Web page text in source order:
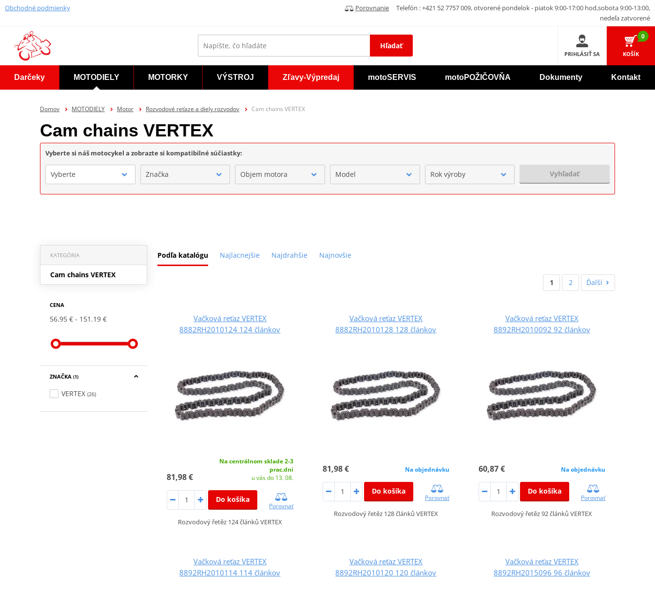
Obchodné podmienky Porovnanie
Telefón : +421 52 7757 009, otvorené pondelok - piatok 9:00-17:00 hod,sobota 9:00-13:00,
nedeľa zatvorené
Hľadať
PRIHLÁSIŤ SA
0
KOŠÍK
Darčeky MOTODIELY MOTORKY VÝSTROJ Zľavy-Výpredaj motoSERVIS motoPOŽIČOVŇA Dokumenty Kontakt
Domov MOTODIELY Motor Rozvodové reťaze a diely rozvodov Cam chains VERTEX
Cam chains VERTEX
Vyberte si náš motocykel a zobrazte si kompatibilné súčiastky:
Vyberte Značka Objem motora Model Rok výroby Vyhľadať
Podľa katalógu Najlacnejšie Najdrahšie Najnovšie
KATEGÓRIA
Cam chains VERTEX
CENA
56.95 € 151.19 €
ZNAČKA (1)
VERTEX (26)
1 2 Ďalší
Vačková reťaz VERTEX
8882RH2010124 124 článkov
81,98 €
Na centrálnom sklade 2-3
prac.dni
u vás do 13. 08.
Do košíka
Porovnať
Rozvodový řetěz 124 článků VERTEX
Vačková reťaz VERTEX
8882RH2010128 128 článkov
81,98 € Na objednávku
Do košíka
Porovnať
Rozvodový řetěz 128 článků VERTEX
Vačková reťaz VERTEX
8892RH2010092 92 článkov
60,87 € Na objednávku
Do košíka
Porovnať
Rozvodový řetěz 92 článků VERTEX
Vačková reťaz VERTEX
8892RH2010114 114 článkov
Vačková reťaz VERTEX
8892RH2010120 120 článkov
Vačková reťaz VERTEX
8892RH2015096 96 článkov